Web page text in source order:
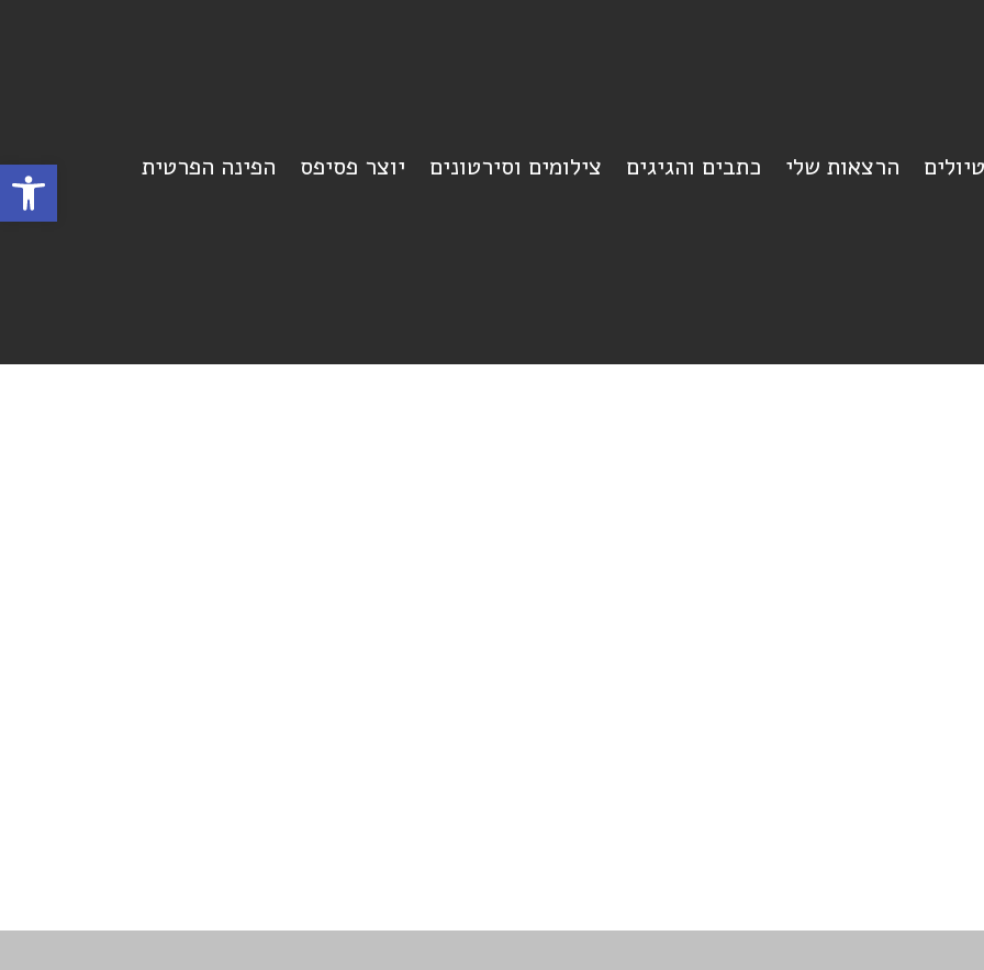
פתח הרצאות שלי כתבים והגיגים צילומים וסירטונים יוצר פסיפס הפינה הפרטית